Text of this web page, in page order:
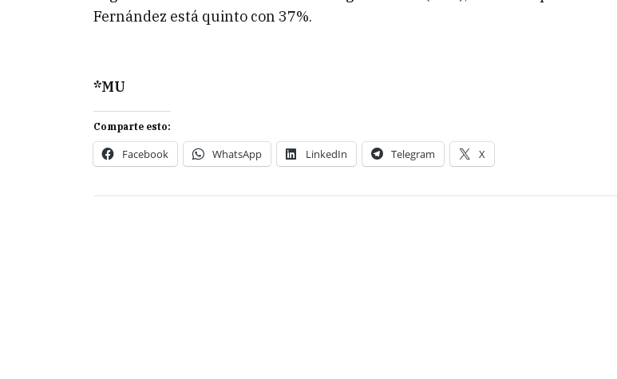
Fernández está quinto con 37%.
*MU
Comparte esto:
Facebook WhatsApp LinkedIn Telegram X